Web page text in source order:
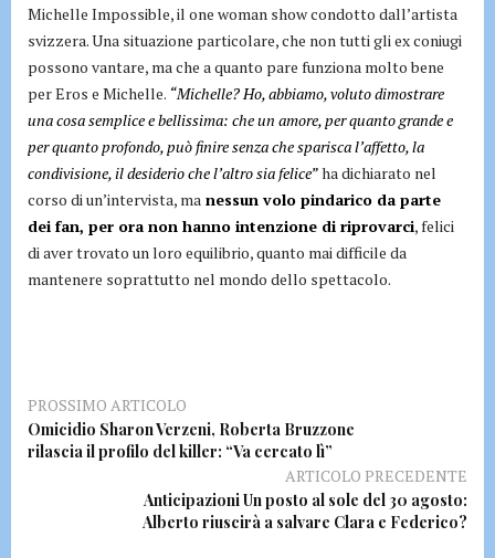
Michelle Impossible, il one woman show condotto dall’artista
svizzera. Una situazione particolare, che non tutti gli ex coniugi
possono vantare, ma che a quanto pare funziona molto bene
per Eros e Michelle. “Michelle? Ho, abbiamo, voluto dimostrare
una cosa semplice e bellissima: che un amore, per quanto grande e
per quanto profondo, può finire senza che sparisca l’affetto, la
condivisione, il desiderio che l’altro sia felice”ha dichiarato nel
corso di un’intervista, ma nessun volo pindarico da parte
dei fan, per ora non hanno intenzione di riprovarci, felici
di aver trovato un loro equilibrio, quanto mai difficile da
mantenere soprattutto nel mondo dello spettacolo.
PROSSIMO ARTICOLO
Omicidio Sharon Verzeni, Roberta Bruzzone
rilascia il profilo del killer: “Va cercato lì”
ARTICOLO PRECEDENTE
Anticipazioni Un posto al sole del 30 agosto:
Alberto riuscirà a salvare Clara e Federico?